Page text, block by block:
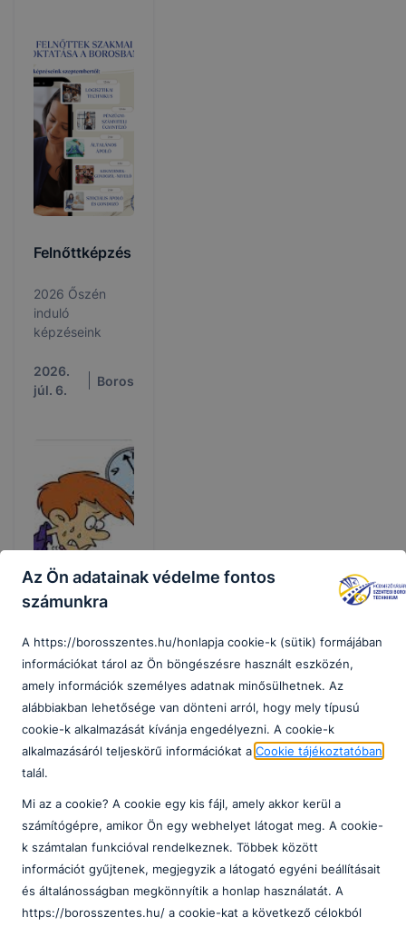
akik közül 34 főt
vettek fel.
Felnőttképzés
2026 Őszén
induló
képzéseink
2026.
júl. 6.
Boros
Javító- és
pótlóvizsgák
témakörei.
Korrepetálás:
TBA
Boros
Az Ön adatainak védelme fontos
számunkra
A https://borosszentes.hu/honlapja cookie-k (sütik) formájában
információkat tárol az Ön böngészésre használt eszközén,
amely információk személyes adatnak minősülhetnek. Az
alábbiakban lehetősége van dönteni arról, hogy mely típusú
cookie-k alkalmazását kívánja engedélyezni. A cookie-k
alkalmazásáról teljeskörű információkat a Cookie tájékoztatóban
talál.
Mi az a cookie? A cookie egy kis fájl, amely akkor kerül a
számítógépre, amikor Ön egy webhelyet látogat meg. A cookie-
k számtalan funkcióval rendelkeznek. Többek között
információt gyűjtenek, megjegyzik a látogató egyéni beállításait
és általánosságban megkönnyítik a honlap használatát. A
https://borosszentes.hu/ a cookie-kat a következő célokból